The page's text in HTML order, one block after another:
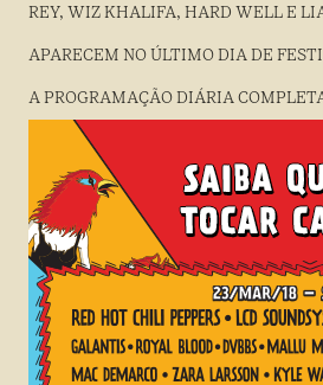
REY, WIZ KHALIFA, HARD WELL E
APARECEM NO ÚLTIMO DIA DE
A PROGRAMAÇÃO DIÁRIA